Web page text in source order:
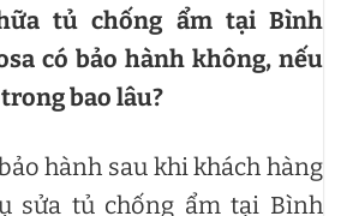
tủ chống ẩm tại Bình
có bảo hành không, nếu
bao lâu?
hành sau khi khách hàng
sửa tủ chống ẩm tại Bình